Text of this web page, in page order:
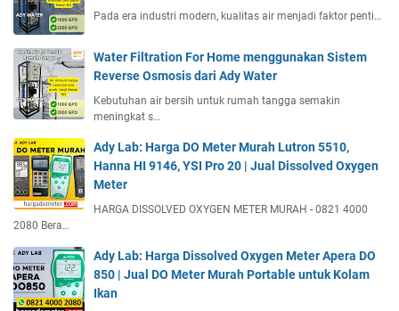
Pada era industri modern, kualitas air menjadi faktor penti…
Water Filtration For Home menggunakan Sistem
Reverse Osmosis dari Ady Water
Kebutuhan air bersih untuk rumah tangga semakin
meningkat s…
Ady Lab: Harga DO Meter Murah Lutron 5510,
Hanna HI 9146, YSI Pro 20 | Jual Dissolved Oxygen
Meter
HARGA DISSOLVED OXYGEN METER MURAH - 0821 4000
2080 Bera…
Ady Lab: Harga Dissolved Oxygen Meter Apera DO
850 | Jual DO Meter Murah Portable untuk Kolam
Ikan